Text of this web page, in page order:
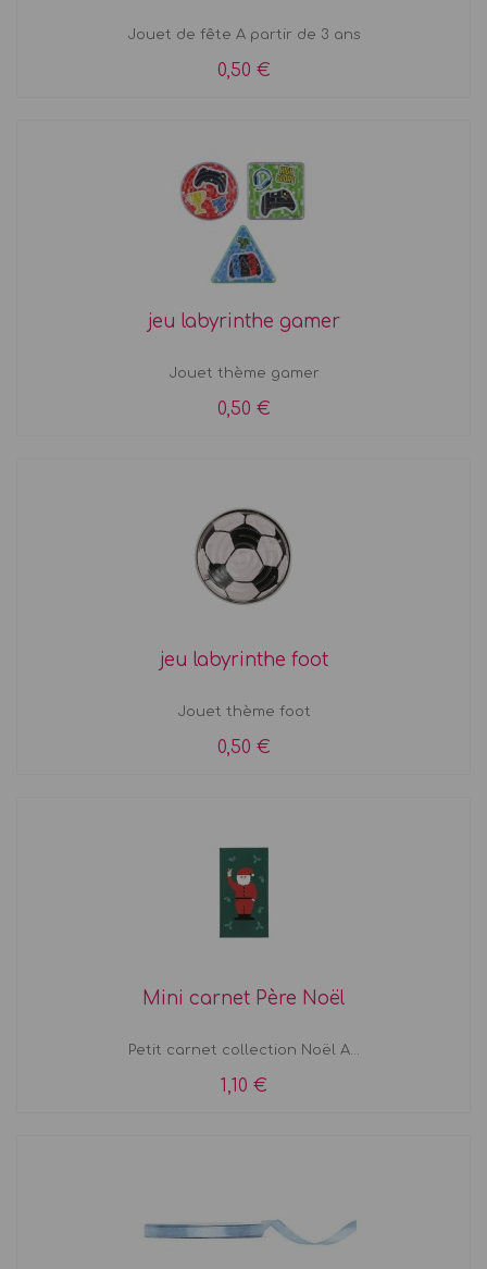
Jouet de fête A partir de 3 ans
0,50 €
jeu labyrinthe gamer
Jouet thème gamer
0,50 €
jeu labyrinthe foot
Jouet thème foot
0,50 €
Mini carnet Père Noël
Petit carnet collection Noël A...
1,10 €